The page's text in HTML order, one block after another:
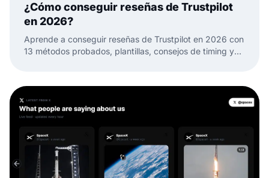
¿Cómo conseguir reseñas de Trustpilot
en 2026?
Aprende a conseguir reseñas de Trustpilot en 2026 con
13 métodos probados, plantillas, consejos de timing y